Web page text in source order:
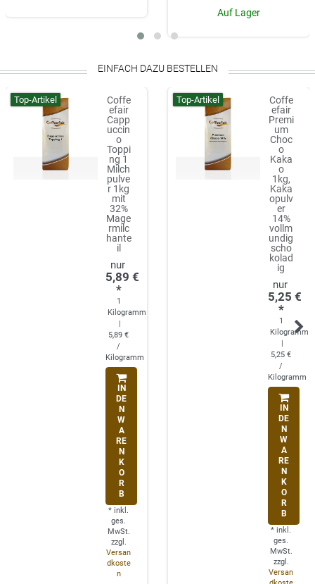
Auf Lager
EINFACH DAZU BESTELLEN
Top-Artikel
Coffe
efair
Capp
uccin
o
Toppi
ng 1
Milch
pulve
r 1kg
mit
32%
Mage
rmilc
hante
il
5,89 €
*
1
Kilogramm
|
5,89 €
/
Kilogramm
IN
DE
N
W
A
RE
N
K
O
R
B
* inkl.
ges.
MwSt.
zzgl.
Versan
dkoste
n
Top-Artikel
Coffe
efair
Premi
um
Choc
o
Kaka
o
1kg,
Kaka
opulv
er
14%
vollm
undig
scho
kolad
ig
5,25 €
*
1
Kilogramm
|
5,25 €
/
Kilogramm
IN
DE
N
W
A
RE
N
K
O
R
B
* inkl.
ges.
MwSt.
zzgl.
Versan